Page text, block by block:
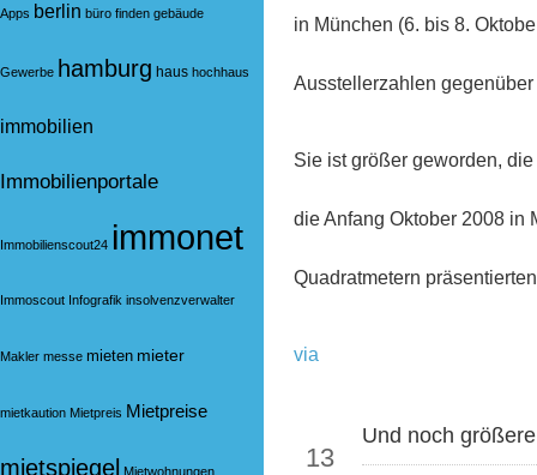
Apps berlin büro finden gebäude
Gewerbe hamburg haus hochhaus
immobilien
Immobilienportale
Immobilienscout24 immonet
Immoscout Infografik insolvenzverwalter
Makler messe mieten mieter
mietkaution Mietpreis Mietpreise
mietspiegel Mietwohnungen
in München (6. bis 8.
Ausstellerzahlen
Sie ist größer geworden,
die Anfang Oktober 2008 in
Quadratmetern
via
13
Und noch